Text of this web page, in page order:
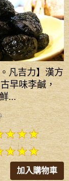
凡吉力】漢方
早味李鹹，
...
加入購物車